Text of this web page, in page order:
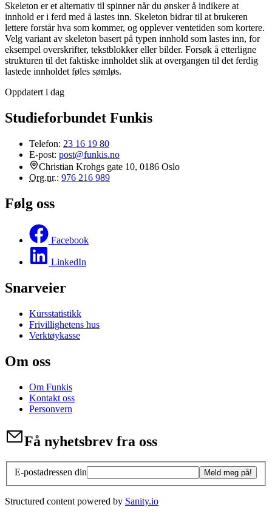
Skeleton er et alternativ til spinner når du ønsker å indikere at
innhold er i ferd med å lastes inn. Skeleton bidrar til at brukeren
lettere forstår hva som kommer, og opplever ventetiden som kortere.
Velg variant av skeleton basert på typen innhold som lastes inn, for
eksempel overskrifter, tekstblokker eller bilder. Forsøk å etterligne
strukturen til det faktiske innholdet slik at overgangen til det ferdig
lastede innholdet føles sømløs.
Oppdatert i dag
Studieforbundet Funkis
Telefon: 23 16 19 80
E-post: post@funkis.no
Christian Krohgs gate 10, 0186 Oslo
Org.nr.: 976 216 989
Følg oss
Facebook
LinkedIn
Snarveier
Kursstatistikk
Frivillighetens hus
Verktøykasse
Om oss
Om Funkis
Kontakt oss
Personvern
Få nyhetsbrev fra oss
E-postadressen din Meld meg på!
Structured content powered by Sanity.io